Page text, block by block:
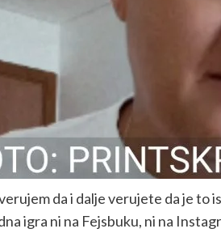
da i dalje verujete da je to
igra ni na Fejsbuku, ni na